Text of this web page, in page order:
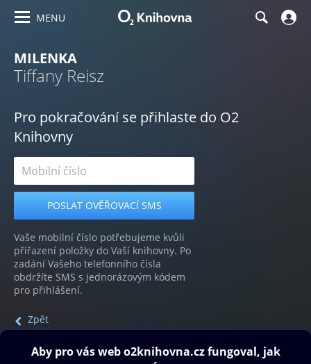
MENU
MILENKA
Tiffany Reisz
Pro pokračování se přihlaste do O2
Knihovny
Vaše mobilní číslo potřebujeme kvůli
přiřazení položky do Vaší knihovny. Po
zadání Vašeho telefonního čísla
obdržíte SMS s jednorázovým kódem
pro přihlášení.
Zpět